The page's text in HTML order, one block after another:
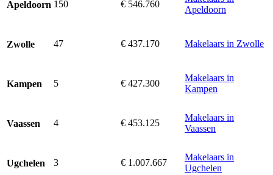
Apeldoorn 150 € 546.760
Apeldoorn
Zwolle 47 € 437.170 Makelaars in Zwolle
Kampen 5 € 427.300
Makelaars in
Kampen
Vaassen 4 € 453.125
Makelaars in
Vaassen
Ugchelen 3 € 1.007.667
Makelaars in
Ugchelen